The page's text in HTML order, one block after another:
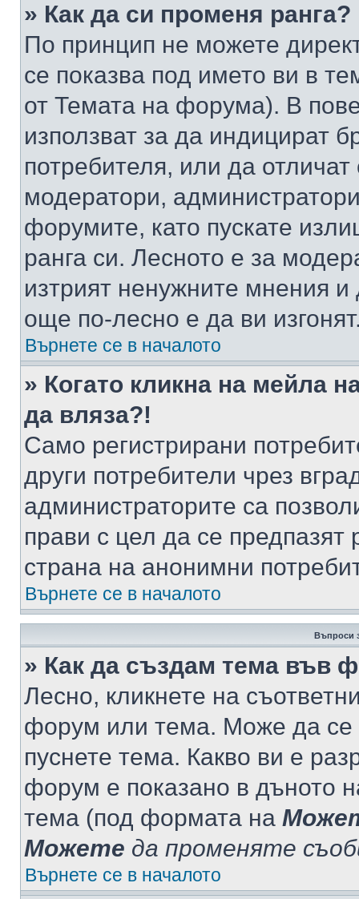
» Как да си променя ранга?
По принцип не можете
се показва под името ви в
от Темата на форума). В
използват за да индицират
потребителя, или да
модератори,
форумите, като пускате
ранга си. Лесното е за
изтрият ненужните мнения
още по-лесно е да ви
Върнете се в началото
» Когато кликна на мейла
да вляза?!
Само регистрирани
други потребители чрез
администраторите са
прави с цел да се предпазят
страна на анонимни
Върнете се в началото
Въпроси
» Как да създам тема във
Лесно, кликнете на
форум или тема. Може да се
пуснете тема. Какво ви е
форум е показано в дъното
тема (под формата на
Можете да променяте
Върнете се в началото